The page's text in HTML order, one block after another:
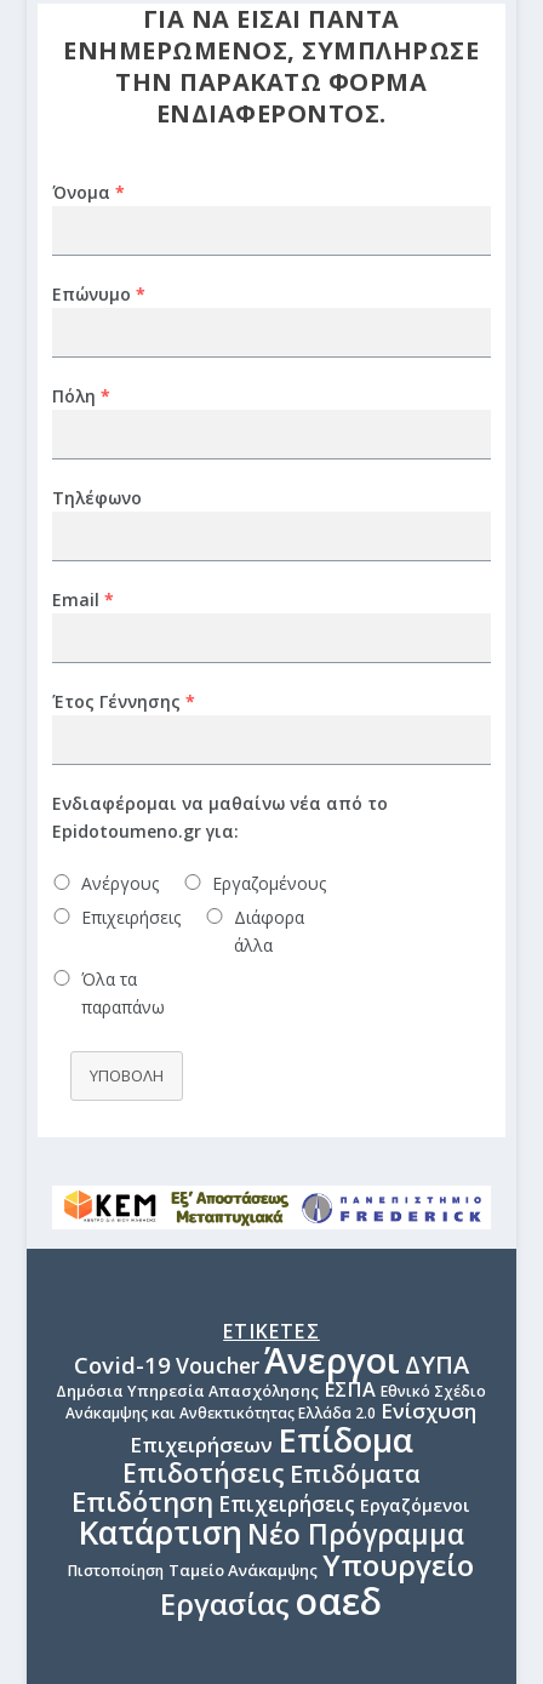
ΓΙΑ ΝΑ ΕΙΣΑΙ ΠΑΝΤΑ
ΕΝΗΜΕΡΩΜΕΝΟΣ, ΣΥΜΠΛΗΡΩΣΕ
ΤΗΝ ΠΑΡΑΚΑΤΩ ΦΟΡΜΑ
ΕΝΔΙΑΦΕΡΟΝΤΟΣ.
Όνομα *
Επώνυμο *
Πόλη *
Τηλέφωνο
Email *
Έτος Γέννησης *
Ενδιαφέρομαι να μαθαίνω νέα από το
Epidotoumeno.gr για:
Ανέργους
Εργαζομένους
Επιχειρήσεις
Διάφορα
άλλα
Όλα τα
παραπάνω
ΥΠΟΒΟΛΗ
ΕΤΙΚΕΤΕΣ
Covid-19VoucherΆνεργοι ΔΥΠΑ
Δημόσια Υπηρεσία Απασχόλησης ΕΣΠΑ Εθνικό Σχέδιο
Ανάκαμψης και Ανθεκτικότητας Ελλάδα 2.0 Ενίσχυση
Επιχειρήσεων Επίδομα
Επιδοτήσεις Επιδόματα
Επιδότηση Επιχειρήσεις Εργαζόμενοι
Κατάρτιση Νέο Πρόγραμμα
Πιστοποίηση Ταμείο Ανάκαμψης Υπουργείο
Εργασίας οαεδ